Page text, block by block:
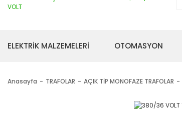
ELEKTRİK MALZEMELERİ OTOMASYON
Anasayfa TRAFOLAR AÇIK TİP MONOFAZE TRAFOLAR